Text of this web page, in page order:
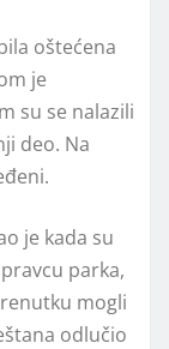
oštećena
je
su se nalazili
deo. Na
je kada su
parka,
mogli
odlučio